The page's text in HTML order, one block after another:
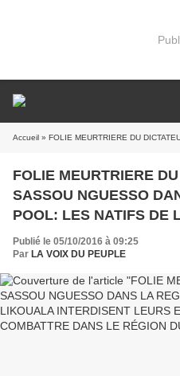
Accueil » FOLIE MEURTRIERE DU DICTATEUR Denis SASSOU NGUESSO DANS LA REGION DU POOL: LES
FOLIE MEURTRIERE
SASSOU NGUESSO
POOL: LES NATIFS DE
INTERDISENT LEURS
D'ALLER COMBATTRE
POOL
Publié le 05/10/2016 à 09:25
Par LA VOIX DU PEUPLE